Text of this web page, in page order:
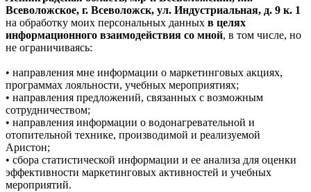
Всеволожское, г. Всеволожск, ул. Индустриальная, д. 9 к. 1
на обработку моих персональных данных в целях
информационного взаимодействия со мной, в том числе, но
не ограничиваясь:
• направления мне информации о маркетинговых акциях,
программах лояльности, учебных мероприятиях;
• направления предложений, связанных с возможным
сотрудничеством;
• направления информации о водонагревательной и
отопительной технике, производимой и реализуемой
Аристон;
• сбора статистической информации и ее анализа для оценки
эффективности маркетинговых активностей и учебных
мероприятий.